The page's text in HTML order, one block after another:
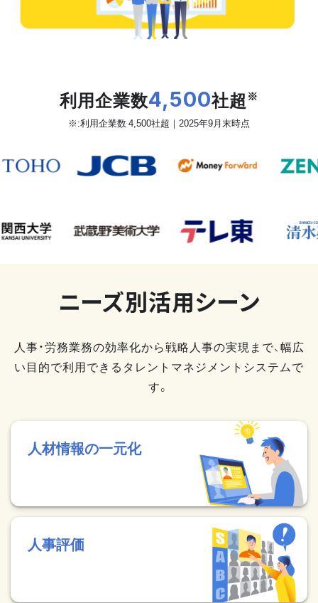
利用企業数4,500社超 ※
※:利用企業数 4,500社超｜2025年9月末時点
ニーズ別活用シーン
人事・労務業務の効率化から戦略人事の実現まで、幅広
い目的で利用できるタレントマネジメントシステムで
す。
人材情報の一元化
人事評価